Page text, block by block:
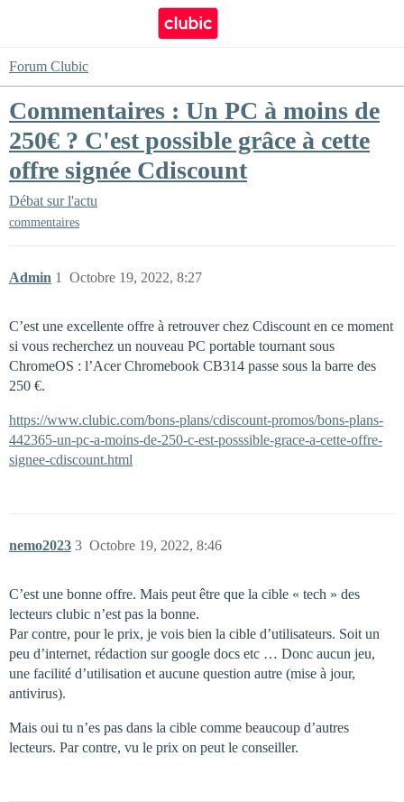
Forum Clubic
Commentaires : Un PC à moins de
250€ ? C'est possible grâce à cette
offre signée Cdiscount
Débat sur l'actu
commentaires
Admin Octobre 19, 2022, 8:27
1
C’est une excellente offre à retrouver chez Cdiscount en ce moment
si vous recherchez un nouveau PC portable tournant sous
ChromeOS : l’Acer Chromebook CB314 passe sous la barre des
250 €.
https://www.clubic.com/bons-plans/cdiscount-promos/bons-plans-
442365-un-pc-a-moins-de-250-c-est-posssible-grace-a-cette-offre-
signee-cdiscount.html
nemo2023 Octobre 19, 2022, 8:46
3
C’est une bonne offre. Mais peut être que la cible « tech » des
lecteurs clubic n’est pas la bonne.
Par contre, pour le prix, je vois bien la cible d’utilisateurs. Soit un
peu d’internet, rédaction sur google docs etc … Donc aucun jeu,
une facilité d’utilisation et aucune question autre (mise à jour,
antivirus).
Mais oui tu n’es pas dans la cible comme beaucoup d’autres
lecteurs. Par contre, vu le prix on peut le conseiller.